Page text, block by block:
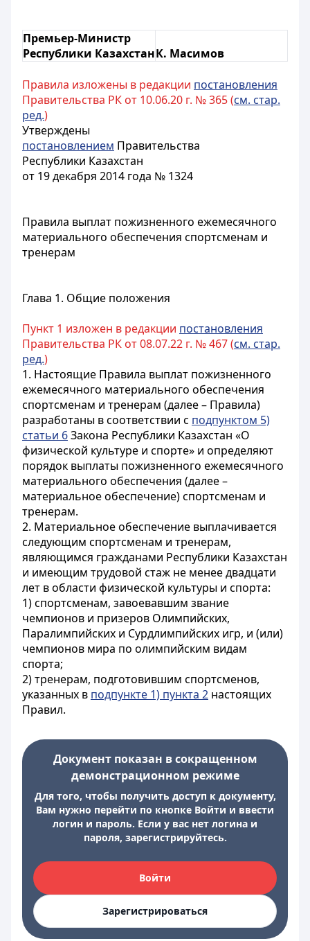
Премьер-Министр
Республики КазахстанК. Масимов
Правила изложены в редакции постановления
Правительства РК от 10.06.20 г. № 365 (см. стар.
ред.)
Утверждены
постановлением Правительства
Республики Казахстан
от 19 декабря 2014 года № 1324
Правила выплат пожизненного ежемесячного
материального обеспечения спортсменам и
тренерам
Глава 1. Общие положения
Пункт 1 изложен в редакции постановления
Правительства РК от 08.07.22 г. № 467 (см. стар.
ред.)
1. Настоящие Правила выплат пожизненного
ежемесячного материального обеспечения
спортсменам и тренерам (далее – Правила)
разработаны в соответствии с подпунктом 5)
статьи 6Закона Республики Казахстан «О
физической культуре и спорте» и определяют
порядок выплаты пожизненного ежемесячного
материального обеспечения (далее –
материальное обеспечение) спортсменам и
тренерам.
2. Материальное обеспечение выплачивается
следующим спортсменам и тренерам,
являющимся гражданами Республики Казахстан
и имеющим трудовой стаж не менее двадцати
лет в области физической культуры и спорта:
1) спортсменам, завоевавшим звание
чемпионов и призеров Олимпийских,
Паралимпийских и Сурдлимпийских игр, и (или)
чемпионов мира по олимпийским видам
спорта;
2) тренерам, подготовившим спортсменов,
указанных в подпункте 1) пункта 2 настоящих
Правил.
Документ показан в сокращенном
демонстрационном режиме
Для того, чтобы получить доступ к документу,
Вам нужно перейти по кнопке Войти и ввести
логин и пароль. Если у вас нет логина и
пароля, зарегистрируйтесь.
Войти
Зарегистрироваться